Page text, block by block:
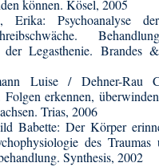
können. Kösel, 2005
Erika: Psychoanalyse
der Legasthenie. Brandes
Luise / Dehner-Rau
Folgen erkennen,
Trias, 2006
Babette: Der Körper
des Traumas
Synthesis, 2002